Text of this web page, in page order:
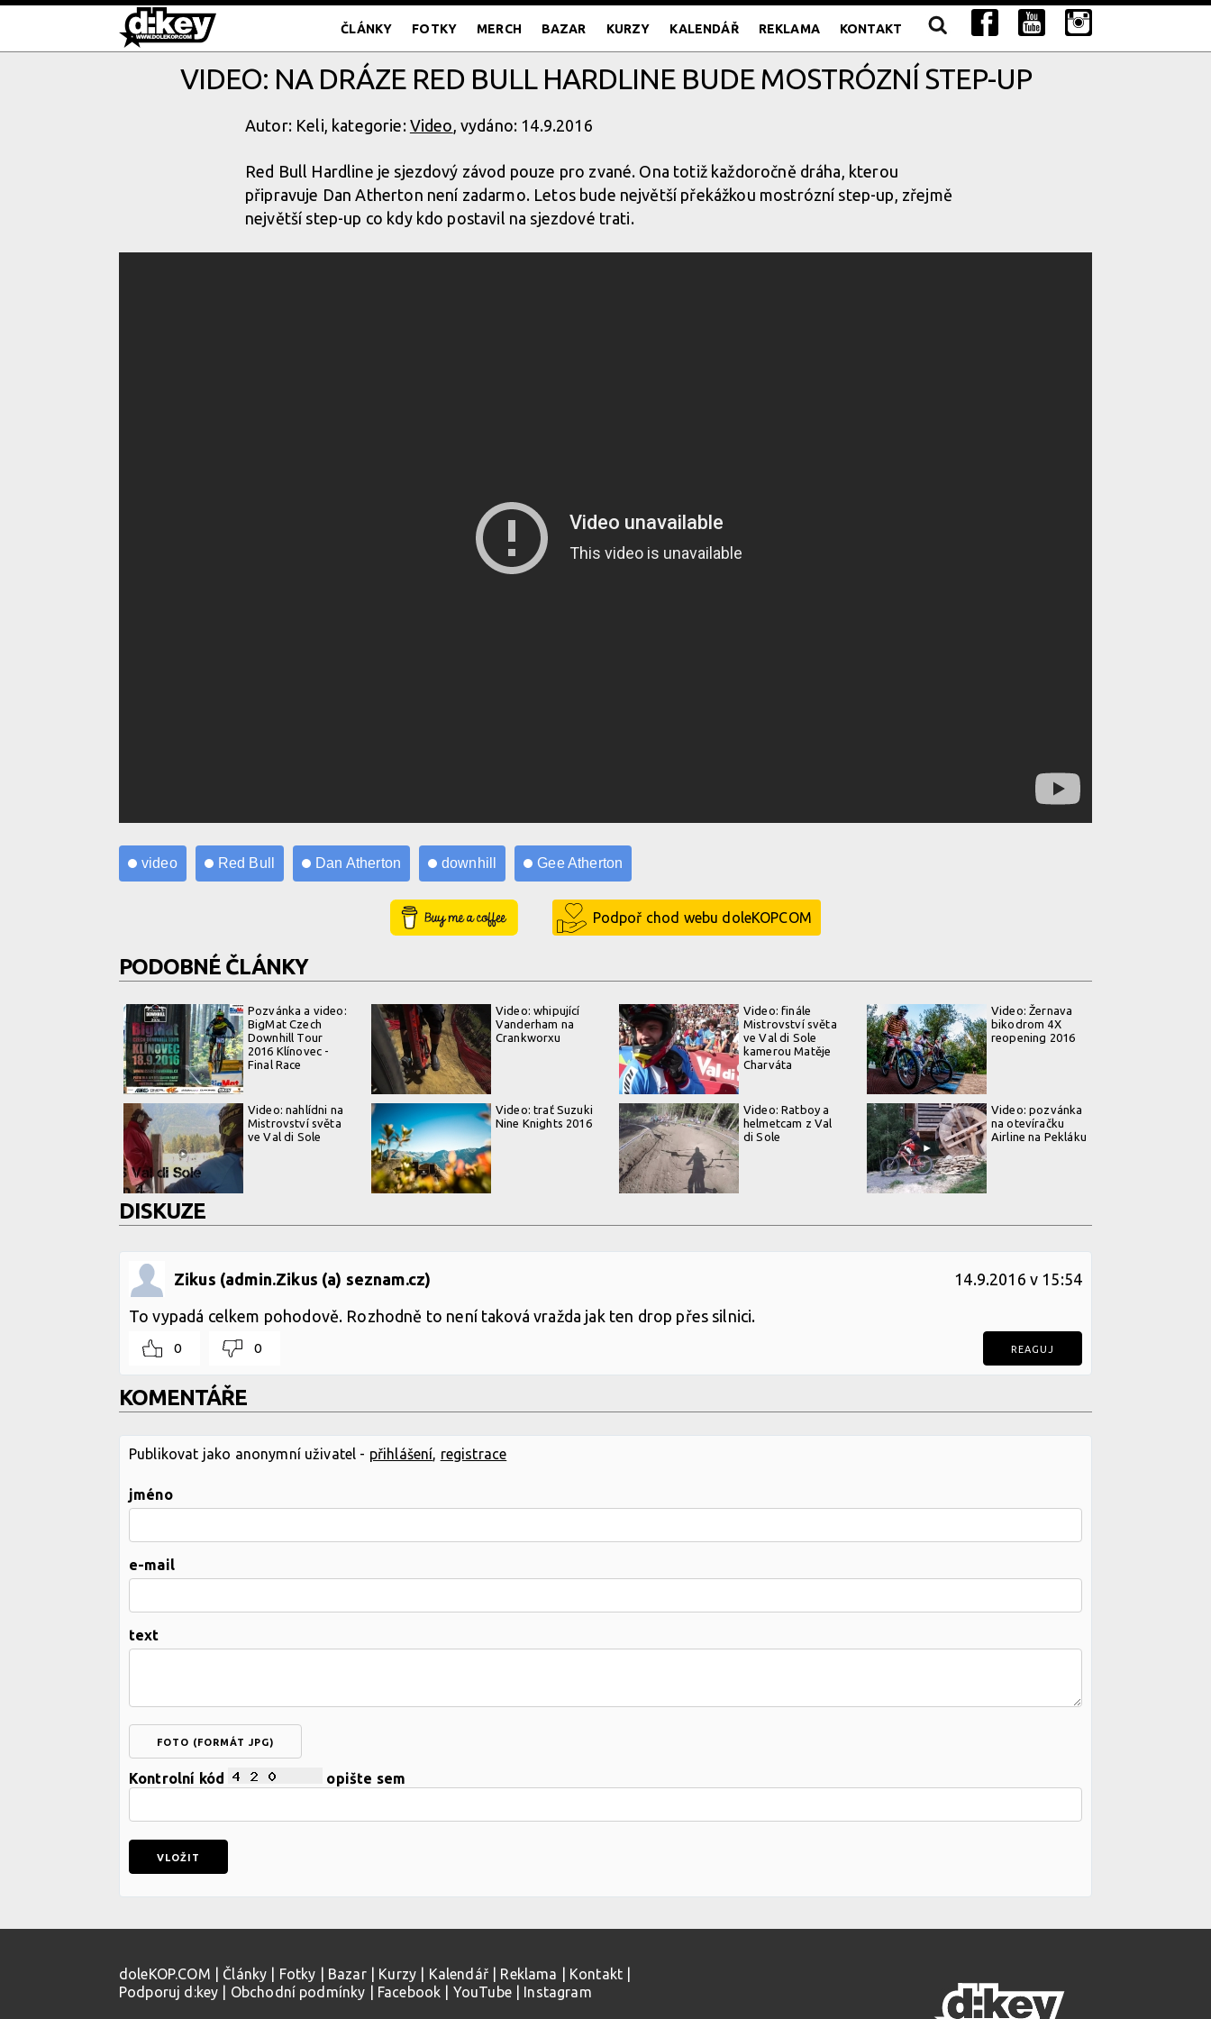
ČLÁNKY FOTKY MERCH BAZAR KURZY KALENDÁŘ REKLAMA KONTAKT
VIDEO: NA DRÁZE RED BULL HARDLINE BUDE MOSTRÓZNÍ STEP-UP
Autor: Keli, kategorie: Video, vydáno: 14.9.2016
Red Bull Hardline je sjezdový závod pouze pro zvané. Ona totiž každoročně dráha, kterou
připravuje Dan Atherton není zadarmo. Letos bude největší překážkou mostrózní step-up, zřejmě
největší step-up co kdy kdo postavil na sjezdové trati.
video Red Bull Dan Atherton downhill Gee Atherton
Buy Me a Coffee Podpoř chod webu doleKOPCOM
PODOBNÉ ČLÁNKY
Pozvánka a video:
BigMat Czech
Downhill Tour
2016 Klínovec -
Final Race
Video: whipující
Vanderham na
Crankworxu
Video: finále
Mistrovství světa
ve Val di Sole
kamerou Matěje
Charváta
Video: Žernava
bikodrom 4X
reopening 2016
Video: nahlídni na
Mistrovství světa
ve Val di Sole
Video: trať Suzuki
Nine Knights 2016
Video: Ratboy a
helmetcam z Val
di Sole
Video: pozvánka
na otevíračku
Airline na Pekláku
DISKUZE
Zikus (admin.Zikus (a) seznam.cz) 14.9.2016 v 15:54
To vypadá celkem pohodově. Rozhodně to není taková vražda jak ten drop přes silnici.
0 0 REAGUJ
KOMENTÁŘE
Publikovat jako anonymní uživatel - přihlášení registrace
jméno
e-mail
text
FOTO (FORMÁT JPG)
Kontrolní kód opište sem
doleKOP.COM Články Fotky Bazar| Kurzy Kalendář| Reklama Kontakt
Podporuj d:key
Obchodní podmínky Facebook YouTube| Instagram